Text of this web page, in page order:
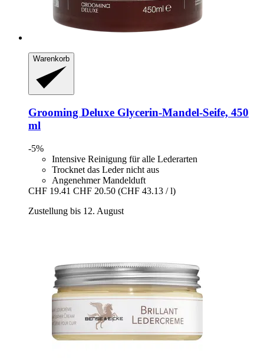
Warenkorb
Grooming Deluxe Glycerin-​Mandel-​Seife, 450
ml
-5%
Intensive Reinigung für alle Lederarten
Trocknet das Leder nicht aus
Angenehmer Mandelduft
CHF 19.41 CHF 20.50 (CHF 43.13 / l)
Zustellung bis 12. August